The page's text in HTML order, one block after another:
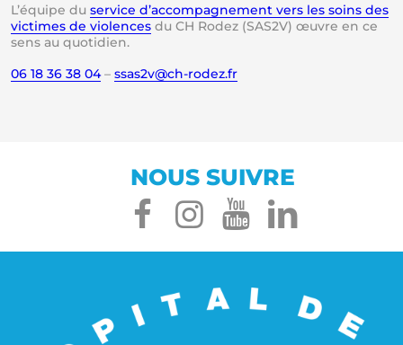
L’équipe du service d’accompagnement vers les soins des
victimes de violences du CH Rodez (SAS2V) œuvre en ce
sens au quotidien.
06 18 36 38 04– rf.ze
dor-h
c@v2s
ass
NOUS SUIVRE
facebook
instagram
youtube